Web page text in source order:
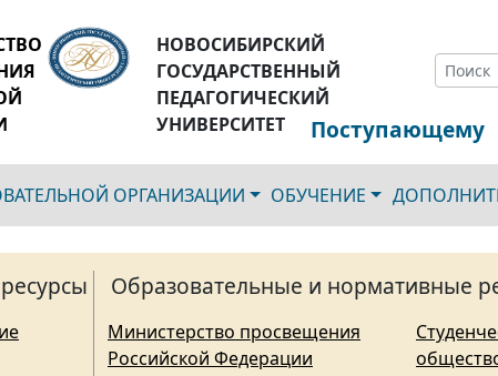
НОВОСИБИРСКИЙ
ГОСУДАРСТВЕННЫЙ
ПЕДАГОГИЧЕСКИЙ
УНИВЕРСИТЕТ
Поступающему
ОРГАНИЗАЦИИ ОБУЧЕНИЕ
Образовательные и нормативные
Министерство просвещения
Российской Федерации